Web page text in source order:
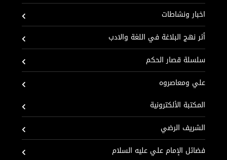
اخبار ونشاطات
أثر نهج البلاغة في اللغة والادب
سلسلة قصار الحكم
علي ومعاصروه
المكتبة الألكترونية
الشريف الرضي
فضائل الإمام علي عليه السلام